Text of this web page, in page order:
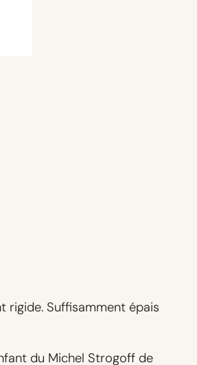
rigide. Suffisamment épais
du Michel Strogoff de